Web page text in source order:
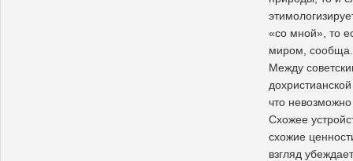
«со мной», то
миром, сообща.
Между
что
Схожее
схожие
взгляд